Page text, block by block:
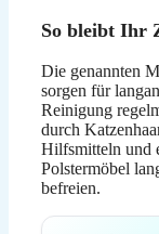
So bleibt Ihr
Die genannten
sorgen für
Reinigung
durch
Hilfsmitteln und
Polstermöbel
befreien.